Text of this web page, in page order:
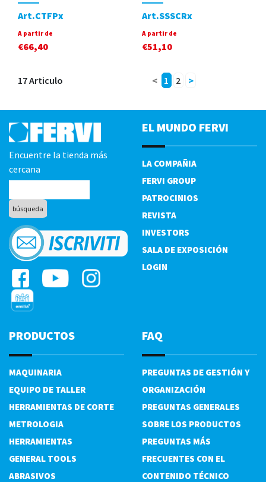
Art.CTFPx
A partir de
€66,40
Art.SSSCRx
A partir de
€51,10
17 Articulo < 1 2 >
Encuentre la tienda más
cercana
EL MUNDO FERVI
LA COMPAÑIA
FERVI GROUP
PATROCINIOS
REVISTA
INVESTORS
SALA DE EXPOSICIÓN
LOGIN
PRODUCTOS
MAQUINARIA
EQUIPO DE TALLER
HERRAMIENTAS DE CORTE
METROLOGIA
HERRAMIENTAS
GENERAL TOOLS
ABRASIVOS
FAQ
PREGUNTAS DE GESTIÓN Y
ORGANIZACIÓN
PREGUNTAS GENERALES
SOBRE LOS PRODUCTOS
PREGUNTAS MÁS
FRECUENTES CON EL
CONTENIDO TÉCNICO